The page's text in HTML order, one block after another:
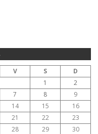
V S
D
1
2
7 8
9
14 15
16
21 22
23
28 29 30